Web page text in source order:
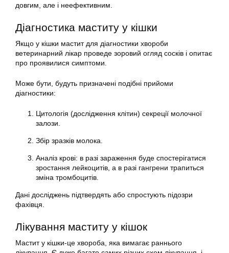
довгим, але і неефективним.
Діагностика маститу у кішки
Якщо у кішки мастит для діагностики хвороби
ветеринарний лікар проведе зоровий огляд сосків і опитає
про проявилися симптоми.
Може бути, будуть призначені подібні прийоми
діагностики:
Цитологія (дослідження клітин) секреції молочної
залози.
Збір зразків молока.
Аналіз крові: в разі зараження буде спостерігатися
зростання лейкоцитів, а в разі гангрени трапиться
зміна тромбоцитів.
Дані досліджень підтвердять або спростують підозри
фахівця.
Лікування маститу у кішок
Мастит у кішки-це хвороба, яка вимагає раннього